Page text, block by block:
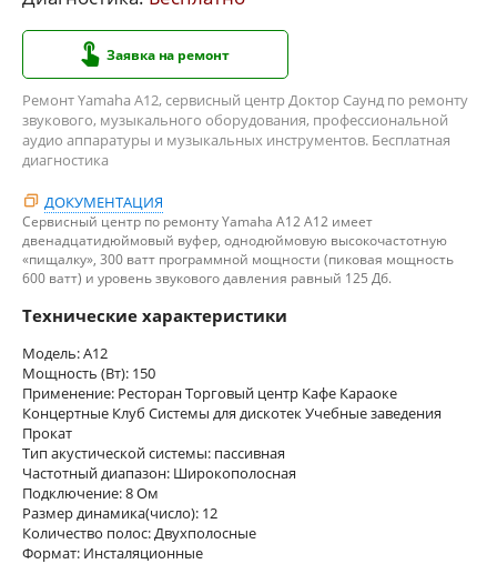
Заявка на ремонт
Ремонт Yamaha A12, сервисный центр Доктор Саунд по ремонту
звукового, музыкального оборудования, профессиональной
аудио аппаратуры и музыкальных инструментов. Бесплатная
диагностика
ДОКУМЕНТАЦИЯ
Сервисный центр по ремонту Yamaha A12 A12 имеет
двенадцатидюймовый вуфер, однодюймовую высокочастотную
«пищалку», 300 ватт программной мощности (пиковая мощность
600 ватт) и уровень звукового давления равный 125 Дб.
Технические характеристики
Модель: A12
Мощность (Вт): 150
Применение: Ресторан Торговый центр Кафе Караоке
Концертные Клуб Системы для дискотек Учебные заведения
Прокат
Тип акустической системы: пассивная
Частотный диапазон: Широкополосная
Подключение: 8 Ом
Размер динамика(число): 12
Количество полос: Двухполосные
Формат: Инсталяционные